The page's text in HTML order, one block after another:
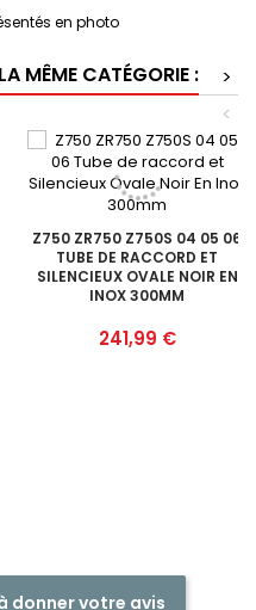
en photo
MÊME CATÉGORIE :
>
<
Z750 ZR750 Z750S 04 05 06
TUBE DE RACCORD ET
SILENCIEUX OVALE NOIR EN
INOX 300MM
Prix
241,99 €
donner votre avis